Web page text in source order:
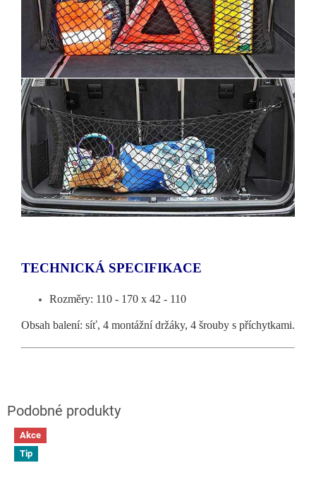
TECHNICKÁ SPECIFIKACE
Rozměry: 110 - 170 x 42 - 110
Obsah balení: síť, 4 montážní držáky, 4 šrouby s příchytkami.
Akce
Tip